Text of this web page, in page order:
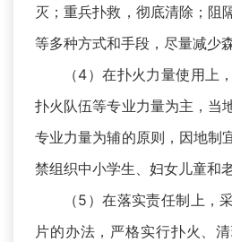
灭；重兵扑救，彻底清除；阻
等多种方式和手段，尽量减少
（4）在扑火力量使用上
扑火队伍等专业力量为主，当
专业力量为辅的原则，因地制
禁组织中小学生、妇女儿童和
（5）在落实责任制上，
片的办法，严格实行扑火、